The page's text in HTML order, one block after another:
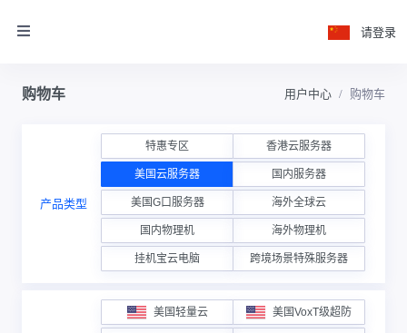
请登录
购物车 用户中心 购物车
产品类型
特惠专区 香港云服务器
美国云服务器 国内服务器
美国G口服务器 海外全球云
国内物理机 海外物理机
挂机宝云电脑 跨境场景特殊服务器
美国轻量云 美国VoxT级超防